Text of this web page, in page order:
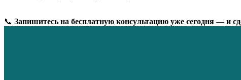
📞 Запишитесь на бесплатную консультацию уже сегодня — и